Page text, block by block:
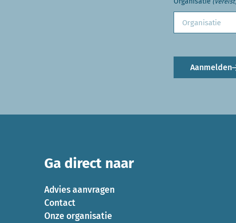
Aanmelden
Ga direct naar
Advies aanvragen
Contact
Onze organisatie